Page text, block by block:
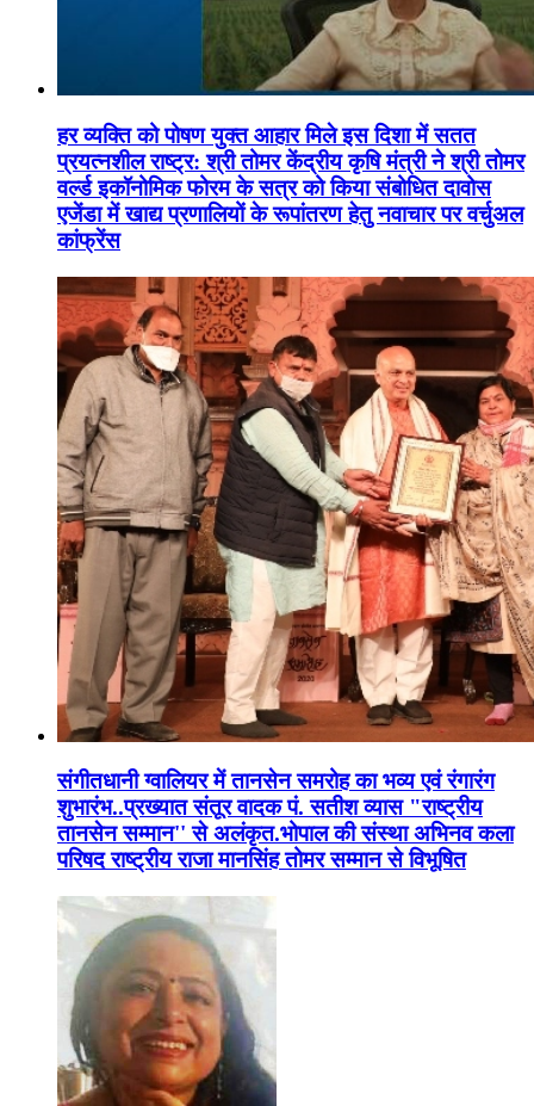
हर व्यक्ति को पोषण युक्त आहार मिले इस दिशा में सतत
प्रयत्नशील राष्ट्र: श्री तोमर केंद्रीय कृषि मंत्री ने श्री तोमर
वर्ल्ड इकॉनोमिक फोरम के सत्र को किया संबोधित दावोस
एजेंडा में खाद्य प्रणालियों के रूपांतरण हेतु नवाचार पर वर्चुअल
कांफ्रेंस
संगीतधानी ग्वालियर में तानसेन समरोह का भव्य एवं रंगारंग
शुभारंभ..प्रख्यात संतूर वादक पं. सतीश व्यास "राष्ट्रीय
तानसेन सम्मान'' से अलंकृत.भोपाल की संस्था अभिनव कला
परिषद राष्ट्रीय राजा मानसिंह तोमर सम्मान से विभूषित